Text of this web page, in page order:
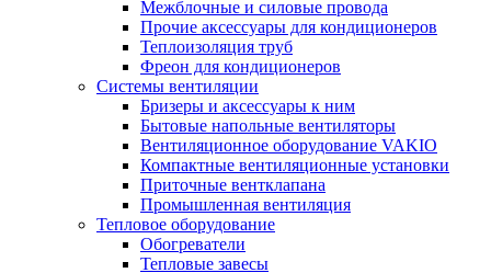
Межблочные и силовые провода
Прочие аксессуары для кондиционеров
Теплоизоляция труб
Фреон для кондиционеров
Системы вентиляции
Бризеры и аксессуары к ним
Бытовые напольные вентиляторы
Вентиляционное оборудование VAKIO
Компактные вентиляционные установки
Приточные вентклапана
Промышленная вентиляция
Тепловое оборудование
Обогреватели
Тепловые завесы